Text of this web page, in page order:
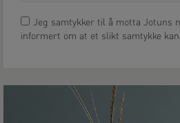
Jeg samtykker til å motta Jotuns
informert om at et slikt samtykke